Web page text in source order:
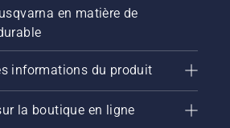
en matière de
informations du produit
la boutique en ligne